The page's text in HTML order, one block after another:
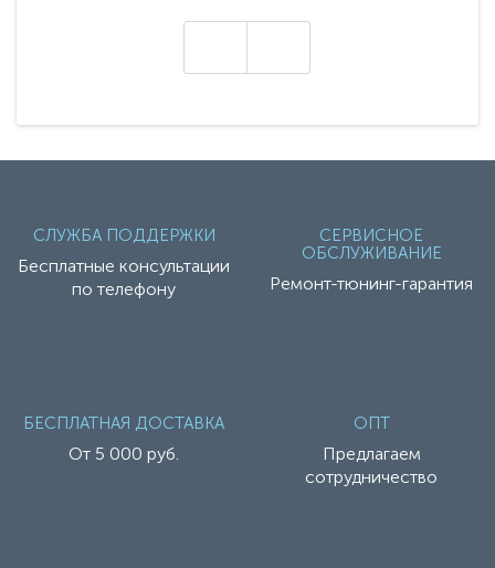
СЛУЖБА ПОДДЕРЖКИ
Бесплатные консультации
по телефону
СЕРВИСНОЕ
ОБСЛУЖИВАНИЕ
Ремонт-тюнинг-гарантия
БЕСПЛАТНАЯ ДОСТАВКА
От 5 000 руб.
ОПТ
Предлагаем
сотрудничество